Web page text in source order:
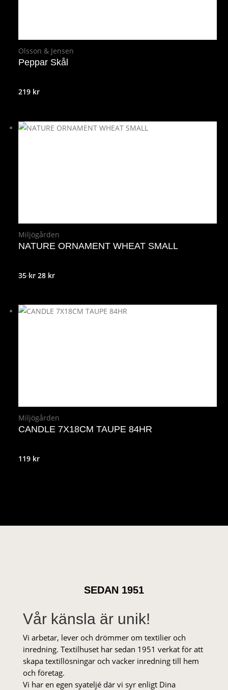
Olsson & Jensen
Peppar Skål
219 kr
Miljögården
NATURE ORNAMENT WHEAT SMALL
35krDet
var:
28 krDet
är:
Miljögården
CANDLE 7X18CM TAUPE 84HR
119 kr
SEDAN 1951
Vår känsla är unik!
Vi arbetar, lever och drömmer om textilier och
inredning. Textilhuset har sedan 1951 verkat för att
skapa textillösningar och vacker inredning till hem
och företag.
Vi har en egen syateljé där vi syr enligt Dina